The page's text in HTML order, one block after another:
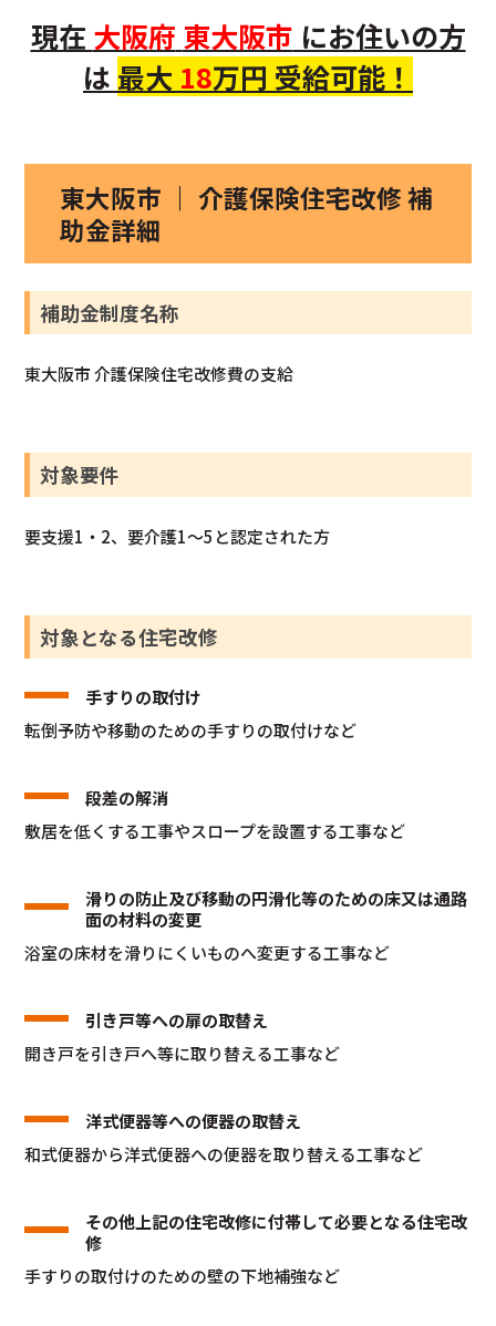
現在 大阪府 東大阪市 にお住いの方
は 最大 18万円 受給可能！
東大阪市 ｜ 介護保険住宅改修 補
助金詳細
補助金制度名称
東大阪市 介護保険住宅改修費の支給
対象要件
要支援1・2、要介護1～5と認定された方
対象となる住宅改修
手すりの取付け
転倒予防や移動のための手すりの取付けなど
段差の解消
敷居を低くする工事やスロープを設置する工事など
滑りの防止及び移動の円滑化等のための床又は通路
面の材料の変更
浴室の床材を滑りにくいものへ変更する工事など
引き戸等への扉の取替え
開き戸を引き戸へ等に取り替える工事など
洋式便器等への便器の取替え
和式便器から洋式便器への便器を取り替える工事など
その他上記の住宅改修に付帯して必要となる住宅改
修
手すりの取付けのための壁の下地補強など